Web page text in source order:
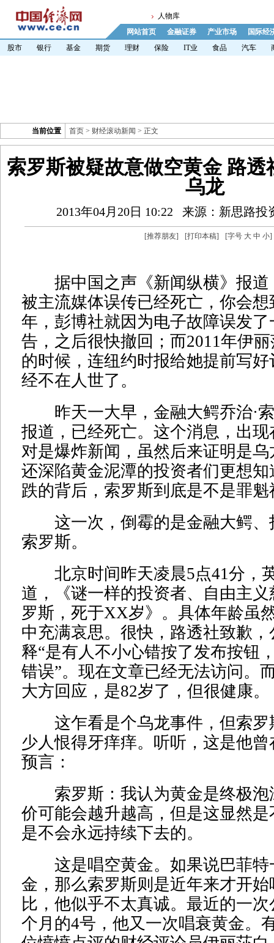
人物库
网站首页
金融证券 产业市场
国际经
股市
银行 基金 期货 理财 保险 IT业 食品 汽车
当前位置 首页 > 财经滚动新闻 > 正文
索罗斯被疑故意做空黄金 路透
乌龙
2013年04月20日 10:22 来源：新思路投
[推荐朋友] [打印本稿] [字号 大 中 小]
据中国之声《新闻纵横》报道
被主流媒体误传已经死亡，你会想
年，彭博社就因为电子故障误发
告，之后很快撤回；而2011年伊
的时候，连纽约时报给她提前写
经不在人世了。
昨天一大早，金融大鳄乔治·
报道，已经死亡。这个消息，出
对是爆炸新闻，虽然后来证明是
还深陷黄金泥潭的投资者们更想
跌的背后，索罗斯到底是不是罪魁
这一次，倒霉的是金融大鳄、
索罗斯。
北京时间昨天凌晨5点41分，
道，《谜一样的投资者、自由主义
罗斯，死于XX岁》。具体年龄虽
中充满哀思。很快，路透社致歉
释“是有人不小心错按了发布按钮
错误”。现在文章已经无法访问。
大方回应，是82岁了，但很健康。
这乍看是个乌龙事件，但索罗
少人恨得牙痒痒。听听，这是他曾
预言：
索罗斯：我认为黄金是终极泡
价可能会越升越高，但是这显然
是不会永远持续下去的。
这是唱空黄金。如果说巴菲特
金，那么索罗斯则是近年来才开
比，他似乎不太真诚。最近的一
个月的4号，他又一次唱衰黄金。